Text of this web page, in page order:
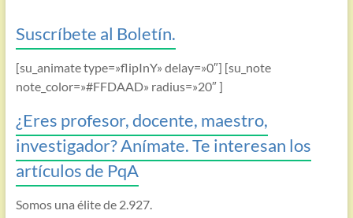
Suscríbete al Boletín.
[su_animate type=»flipInY» delay=»0″] [su_note
note_color=»#FFDAAD» radius=»20″ ]
¿Eres profesor, docente, maestro,
investigador? Anímate. Te interesan los
artículos de PqA
Somos una élite de 2.927.